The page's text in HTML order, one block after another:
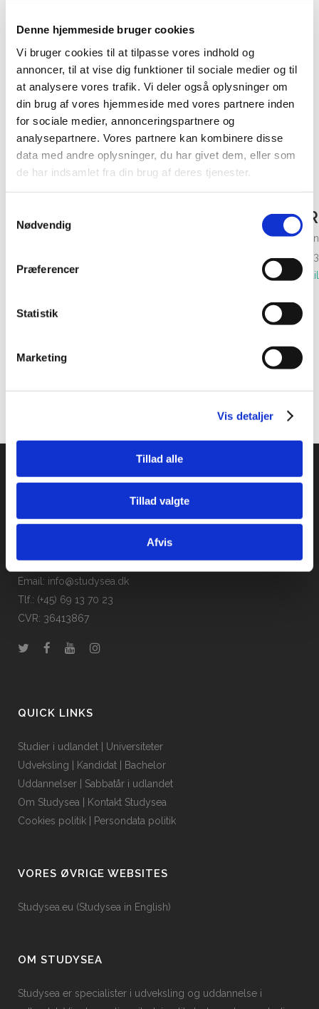
Denne hjemmeside bruger cookies
Vi bruger cookies til at tilpasse vores indhold og
annoncer, til at vise dig funktioner til sociale medier og til
at analysere vores trafik. Vi deler også oplysninger om
din brug af vores hjemmeside med vores partnere inden
for sociale medier, annonceringspartnere og
analysepartnere. Vores partnere kan kombinere disse
data med andre oplysninger, du har givet dem, eller som
de har indsamlet fra din brug af deres tjenester.
Nødvendig
Præferencer
Statistik
Marketing
Vis detaljer
Tillad alle
Tillad valgte
Afvis
Hel uddannelse på bachelorniveau
Hel uddannelse på kandidatniveau
Øvrige
DIN PERSONLIGE VEJLEDER
Mickey Kromann-Jensen
Ring på tlf. 69 13 70 23
Send email
Studysea Danmark ApS
5000 Odense C
Email: info@studysea.dk
Tlf.: (+45) 69 13 70 23
CVR: 36413867
QUICK LINKS
Studier i udlandet
Universiteter
Udveksling
Kandidat
Bachelor
Uddannelser
Sabbatår i udlandet
Om Studysea
Kontakt Studysea
Cookies politik
Persondata politik
VORES ØVRIGE WEBSITES
Studysea.eu (Studysea in English)
OM STUDYSEA
Studysea er specialister i udveksling og uddannelse i